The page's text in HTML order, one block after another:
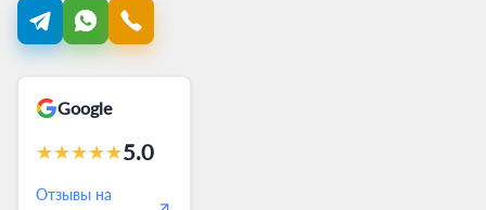
Google
★★★★★5.0
Отзывы на